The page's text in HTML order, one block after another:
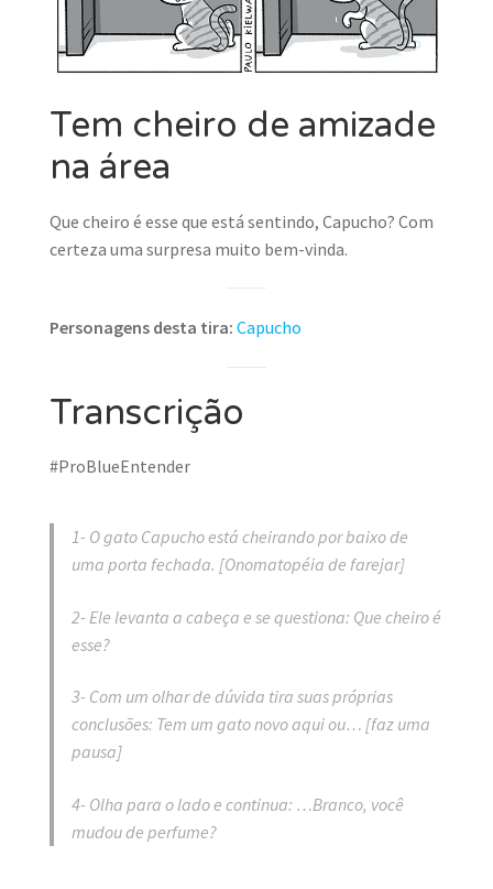
Tem cheiro de amizade
na área
Que cheiro é esse que está sentindo, Capucho? Com
certeza uma surpresa muito bem-vinda.
Personagens desta tira: Capucho
Transcrição
#ProBlueEntender
1- O gato Capucho está cheirando por baixo de
uma porta fechada. [Onomatopéia de farejar]
2- Ele levanta a cabeça e se questiona: Que cheiro é
esse?
3- Com um olhar de dúvida tira suas próprias
conclusões: Tem um gato novo aqui ou… [faz uma
pausa]
4- Olha para o lado e continua: …Branco, você
mudou de perfume?